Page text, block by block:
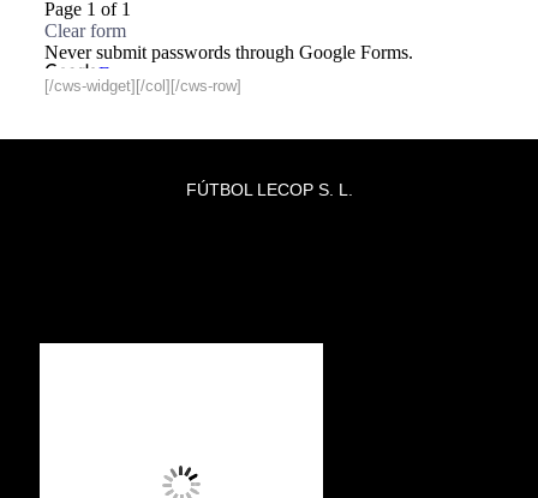
[/cws-widget][/col][/cws-row]
FÚTBOL LECOP S. L.